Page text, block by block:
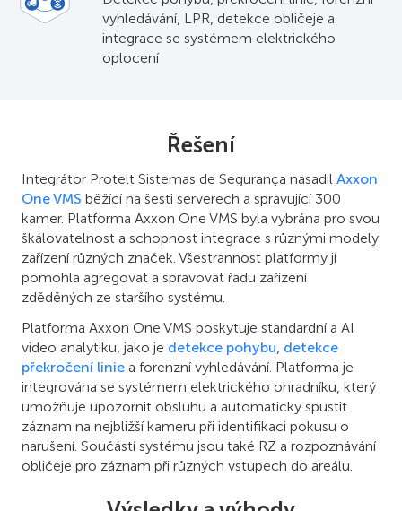
vyhledávání, LPR, detekce obličeje a
integrace se systémem elektrického
oplocení
Řešení
Integrátor Protelt Sistemas de Segurança nasadil Axxon
One VMS běžící na šesti serverech a spravující 300
kamer. Platforma Axxon One VMS byla vybrána pro svou
škálovatelnost a schopnost integrace s různými modely
zařízení různých značek. Všestrannost platformy jí
pomohla agregovat a spravovat řadu zařízení
zděděných ze staršího systému.
Platforma Axxon One VMS poskytuje standardní a AI
video analytiku, jako je detekce pohybu detekce
překročení linie a forenzní vyhledávání. Platforma je
integrována se systémem elektrického ohradníku, který
umožňuje upozornit obsluhu a automaticky spustit
záznam na nejbližší kameru při identifikaci pokusu o
narušení. Součástí systému jsou také RZ a rozpoznávání
obličeje pro záznam při různých vstupech do areálu.